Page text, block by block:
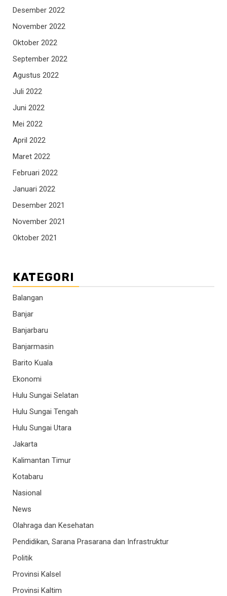
Desember 2022
November 2022
Oktober 2022
September 2022
Agustus 2022
Juli 2022
Juni 2022
Mei 2022
April 2022
Maret 2022
Februari 2022
Januari 2022
Desember 2021
November 2021
Oktober 2021
KATEGORI
Balangan
Banjar
Banjarbaru
Banjarmasin
Barito Kuala
Ekonomi
Hulu Sungai Selatan
Hulu Sungai Tengah
Hulu Sungai Utara
Jakarta
Kalimantan Timur
Kotabaru
Nasional
News
Olahraga dan Kesehatan
Pendidikan, Sarana Prasarana dan Infrastruktur
Politik
Provinsi Kalsel
Provinsi Kaltim